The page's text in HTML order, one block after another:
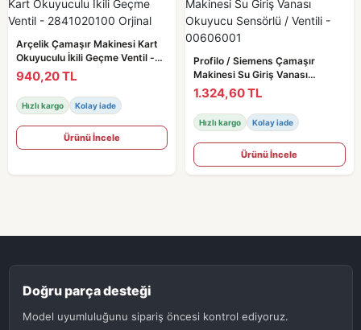
Arçelik Çamaşır Makinesi Kart
Okuyuculu İkili Geçme Ventil -
2841020100 Orjinal
940,20 TL
Hızlı kargo Kolay iade
Ürünü İncele
Profilo / Siemens Çamaşır
Makinesi Su Giriş Vanası
Okuyucu Sensörlü / Ventili -
00606001
1.324,60 TL
Hızlı kargo Kolay iade
Ürünü İncele
Doğru parça desteği
Model uyumluluğunu sipariş öncesi kontrol ediyoruz.